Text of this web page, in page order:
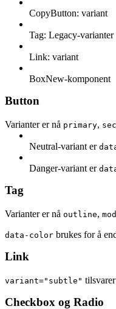
CopyButton: variant
Tag: Legacy-varianter
Link: variant
BoxNew-komponent
Button
Varianter er nå primary,
Neutral-variant er
Danger-variant er
Tag
Varianter er nå outline,
data-color brukes for å
Link
variant="subtle"
Checkbox og Radio